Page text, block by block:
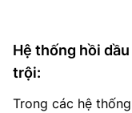
Hệ thống hồi
trội:
Trong các hệ thống